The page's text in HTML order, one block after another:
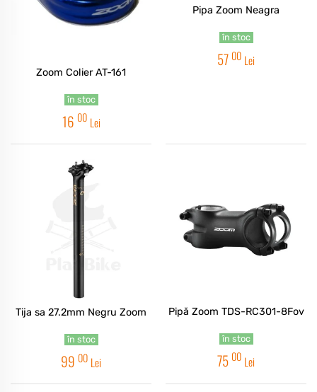
Zoom Colier AT-161
în stoc
16 00 Lei
Pipa Zoom Neagra
în stoc
57 00 Lei
Tija sa 27.2mm Negru Zoom
în stoc
99 00 Lei
Pipă Zoom TDS-RC301-8Fov
în stoc
75 00 Lei